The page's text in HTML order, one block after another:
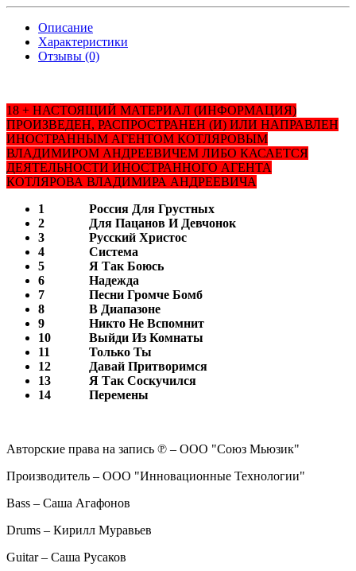
Описание
Характеристики
Отзывы (0)
18 + НАСТОЯЩИЙ МАТЕРИАЛ (ИНФОРМАЦИЯ)
ПРОИЗВЕДЕН, РАСПРОСТРАНЕН (И) ИЛИ НАПРАВЛЕН
ИНОСТРАННЫМ АГЕНТОМ КОТЛЯРОВЫМ
ВЛАДИМИРОМ АНДРЕЕВИЧЕМ ЛИБО КАСАЕТСЯ
ДЕЯТЕЛЬНОСТИ ИНОСТРАННОГО АГЕНТА
КОТЛЯРОВА ВЛАДИМИРА АНДРЕЕВИЧА
1
Россия Для Грустных
2
Для Пацанов И Девчонок
3
Русский Христос
4
Система
5
Я Так Боюсь
6
Надежда
7
Песни Громче Бомб
8
В Диапазоне
9
Никто Не Вспомнит
10
Выйди Из Комнаты
11
Только Ты
12
Давай Притворимся
13
Я Так Соскучился
14
Перемены
Авторские права на запись ℗ – ООО "Союз Мьюзик"
Производитель – ООО "Инновационные Технологии"
Bass – Саша Агафонов
Drums – Кирилл Муравьев
Guitar – Саша Русаков